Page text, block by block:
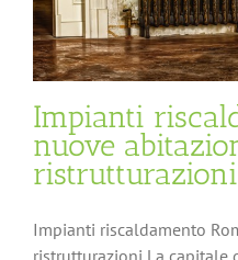
Impianti
nuove
ristrutturazioni
Impianti riscaldamento
ristrutturazioni La capitale